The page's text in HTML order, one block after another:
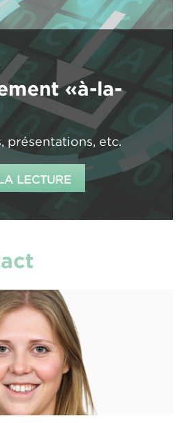
«à-la-
présentations, etc.
LECTURE